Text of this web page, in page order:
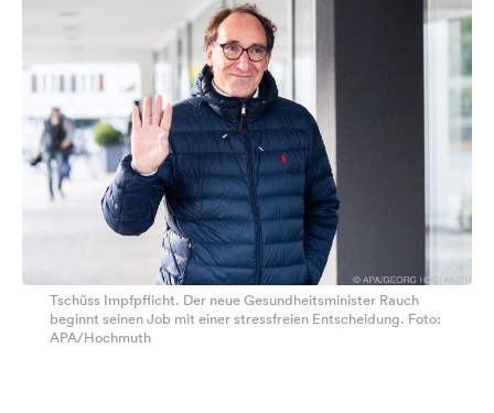
Tschüss Impfpflicht. Der neue Gesundheitsminister Rauch
beginnt seinen Job mit einer stressfreien Entscheidung. Foto:
APA/Hochmuth